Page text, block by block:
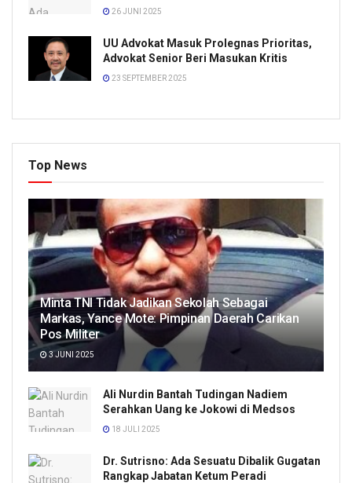
26 JUNI 2025
UU Advokat Masuk Prolegnas Prioritas,
Advokat Senior Beri Masukan Kritis
23 SEPTEMBER 2025
Top News
Minta TNI Tidak Jadikan Sekolah Sebagai
Markas, Yance Mote: Pimpinan Daerah Carikan
Pos Militer
3 JUNI 2025
Ali Nurdin Bantah Tudingan Nadiem
Serahkan Uang ke Jokowi di Medsos
18 JULI 2025
Dr. Sutrisno: Ada Sesuatu Dibalik Gugatan
Rangkap Jabatan Ketum Peradi